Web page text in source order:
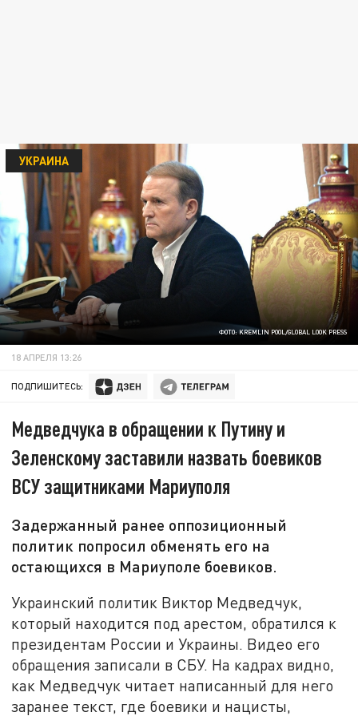
ФОТО: KREMLIN POOL/GLOBAL LOOK PRESS
УКРАИНА
18 АПРЕЛЯ 13:26
ПОДПИШИТЕСЬ:
Медведчука в обращении к Путину и
Зеленскому заставили назвать боевиков
ВСУ защитниками Мариуполя
Задержанный ранее оппозиционный
политик попросил обменять его на
остающихся в Мариуполе боевиков.
Украинский политик Виктор Медведчук,
который находится под арестом, обратился к
президентам России и Украины. Видео его
обращения записали в СБУ. На кадрах видно,
как Медведчук читает написанный для него
заранее текст, где боевики и нацисты,